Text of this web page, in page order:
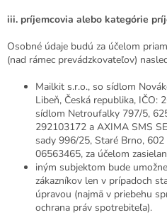
iii. príjemcovia alebo kategórie
Osobné údaje budú za účelom
(nad rámec prevádzkovateľov)
Mailkit s.r.o., so sídlom
Libeň, Česká republika, IČO:
sídlom Netroufalky 797/5,
292103172 a AXIMA SMS
sady 996/25, Staré Brno,
06563465, za účelom
iným subjektom bude
zákazníkov len v prípadoch
úpravou (najmä v priebehu
ochrana práv spotrebiteľa).